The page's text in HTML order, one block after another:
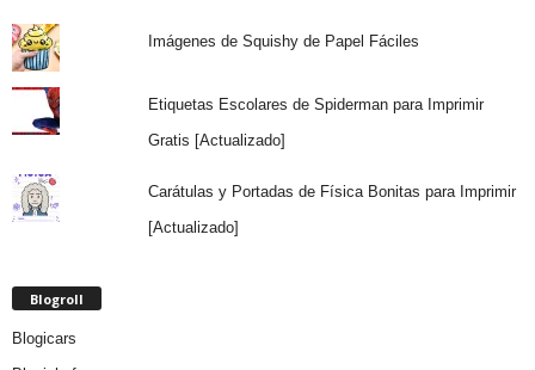
Imágenes de Squishy de Papel Fáciles
Etiquetas Escolares de Spiderman para Imprimir
Gratis [Actualizado]
Carátulas y Portadas de Física Bonitas para Imprimir
[Actualizado]
Blogroll
Blogicars